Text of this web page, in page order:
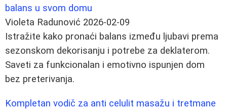
balans u svom domu
Violeta Radunović 2026-02-09
Istražite kako pronaći balans između ljubavi prema
sezonskom dekorisanju i potrebe za deklaterom.
Saveti za funkcionalan i emotivno ispunjen dom
bez preterivanja.
Kompletan vodič za anti celulit masažu i tretmane